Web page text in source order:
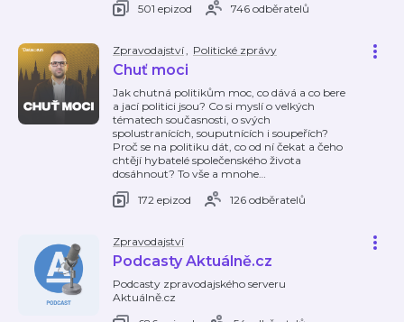
501 epizod
746 odběratelů
Zpravodajství, Politické zprávy
Chuť moci
Jak chutná politikům moc, co dává a co bere
a jací politici jsou? Co si myslí o velkých
tématech současnosti, o svých
spolustranících, souputnících i soupeřích?
Proč se na politiku dát, co od ní čekat a čeho
chtějí hybatelé společenského života
dosáhnout? To vše a mnohe…
172 epizod
126 odběratelů
Zpravodajství
Podcasty Aktuálně.cz
Podcasty zpravodajského serveru
Aktuálně.cz